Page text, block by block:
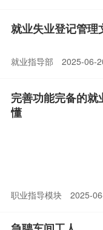
就业失业登记管理
就业指导部 2025-06-
完善功能完备的
懂
职业指导模块 2025-